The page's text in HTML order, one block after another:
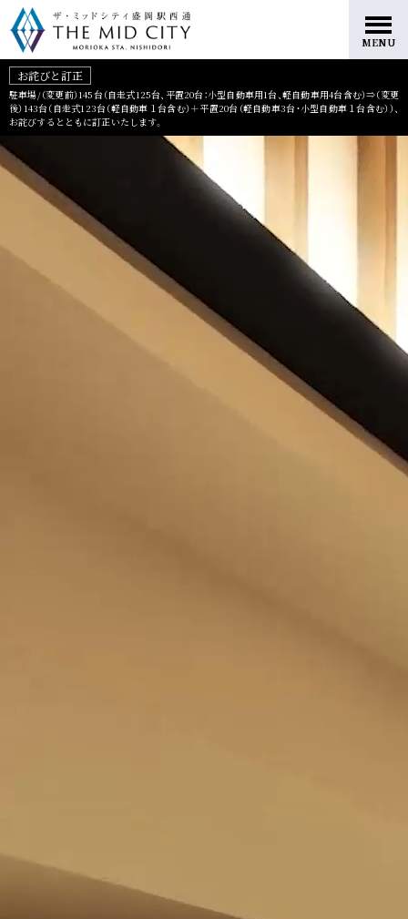
盛岡駅西口開発エリアに利便と華や
MENU
共用空間
お詫びと訂正
駐車場/（変更前）145台（自走式125台、平置20台：小型自動車用1台、軽自動車用4台含む）⇒（変更
後）143台（自走式123台（軽自動車１台含む）＋平置20台（軽自動車3台・小型自動車１台含む））、
お詫びするとともに訂正いたします。